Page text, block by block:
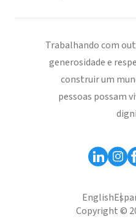
Trabalhando com
generosidade e
construir um
pessoas possam
English
Copyright ©